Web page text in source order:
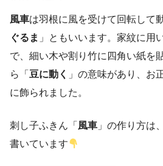
風車は羽根に風を受けて回転して
ぐるま 」ともいいます。家紋に用
で、細い木や割り竹に四角い紙を
ら「 豆に動く 」の意味があり、お
に飾られました。
刺し子ふきん「 風車 」の作り方は
書いています